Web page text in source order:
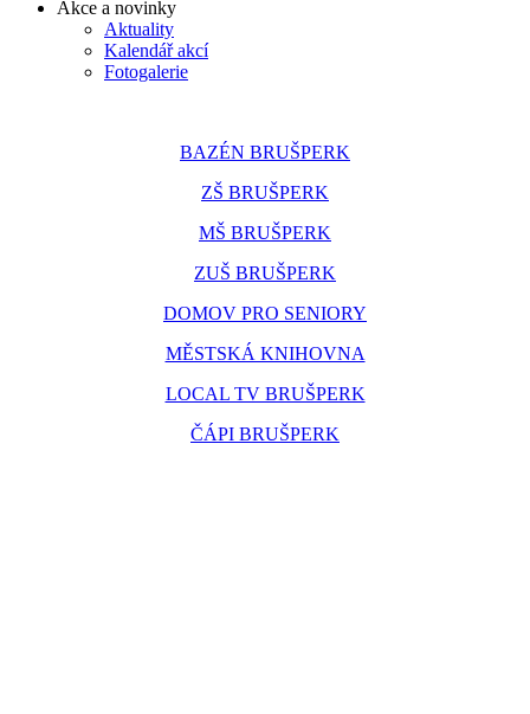
Akce a novinky
Aktuality
Kalendář akcí
Fotogalerie
BAZÉN BRUŠPERK
ZŠ BRUŠPERK
MŠ BRUŠPERK
ZUŠ BRUŠPERK
DOMOV PRO SENIORY
MĚSTSKÁ KNIHOVNA
LOCAL TV BRUŠPERK
ČÁPI BRUŠPERK